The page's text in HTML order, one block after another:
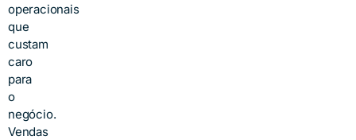
operacionais
que
custam
caro
para
o
negócio.
Vendas